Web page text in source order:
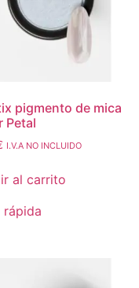
pigmento de mica
Petal
I.V.A NO INCLUIDO
al carrito
rápida